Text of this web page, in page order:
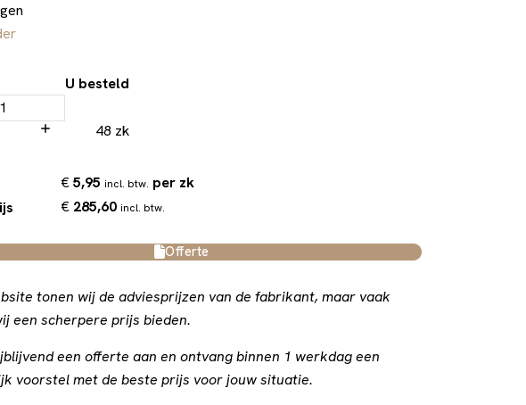
U besteld
48 zk
€5,95 incl. btw. per zk
€ 285,60 incl. btw.
Offerte
tonen wij de adviesprijzen van de fabrikant, maar vaak
een scherpere prijs bieden.
een offerte aan en ontvang binnen 1 werkdag een
voorstel met de beste prijs voor jouw situatie.